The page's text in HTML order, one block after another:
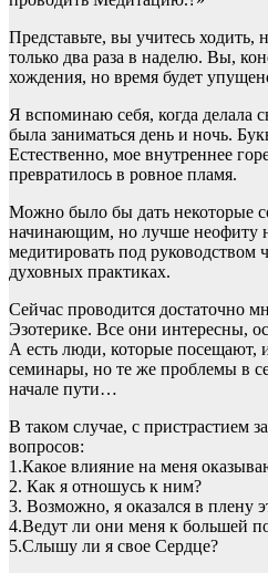
Представьте, вы учитесь ходить,
только два раза в наделю. Вы,
хождения, но время будет
Я вспоминаю себя, когда делала
была заниматься день и ночь.
Естественно, мое внутреннее
превратилось в ровное пламя.
Можно было бы дать некоторые
начинающим, но лучше неофиту
медитировать под руководством
духовных практиках.
Сейчас проводится достаточно
Эзотерике. Все они интересны,
А есть люди, которые посещают,
семинары, но те же проблемы в
начале пути…
В таком случае, с пристрастием
вопросов:
1.Какое влияние на меня
2. Как я отношусь к ним?
3. Возможно, я оказался в плену
4.Ведут ли они меня к большей
5.Слышу ли я свое Сердце?